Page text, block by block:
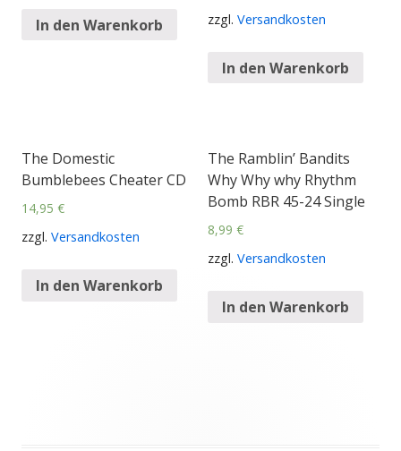
In den Warenkorb
zzgl. Versandkosten
In den Warenkorb
The Domestic
Bumblebees Cheater CD
14,95 €
zzgl. Versandkosten
In den Warenkorb
The Ramblin’ Bandits
Why Why why Rhythm
Bomb RBR 45-24 Single
8,99 €
zzgl. Versandkosten
In den Warenkorb